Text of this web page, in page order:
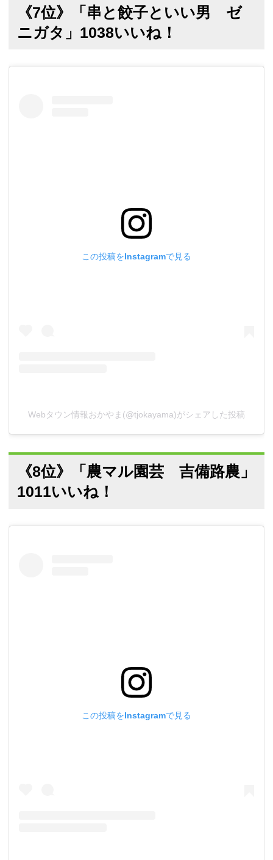
《7位》「串と餃子といい男 ゼ
ニガタ」1038いいね！
この投稿をInstagramで見る
Webタウン情報おかやま(@tjokayama)がシェアした投稿
《8位》「農マル園芸 吉備路農」
1011いいね！
この投稿をInstagramで見る